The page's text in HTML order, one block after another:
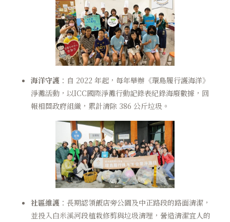
海洋守護 ：自 2022 年起，每年舉辦《環島履行護海洋》
淨灘活動，以ICC國際淨灘行動記錄表紀錄海廢數據，回
報相關政府組織，累計清除 386 公斤垃圾。
社區維護 ：長期認領飯店旁公園及中正路段的路面清潔，
並投入白米溪河段植栽修剪與垃圾清理，營造清潔宜人的